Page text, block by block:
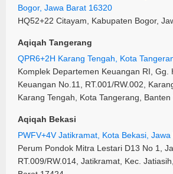
Bogor, Jawa Barat 16320
HQ52+22 Citayam, Kabupaten Bogor,
Aqiqah Tangerang
QPR6+2H Karang Tengah, Kota
Komplek Departemen Keuangan RI, Gg.
Keuangan No.11, RT.001/RW.002,
Karang Tengah, Kota Tangerang, Banten
Aqiqah Bekasi
PWFV+4V Jatikramat, Kota Bekasi, Jawa
Perum Pondok Mitra Lestari D13 No 1,
RT.009/RW.014, Jatikramat, Kec.